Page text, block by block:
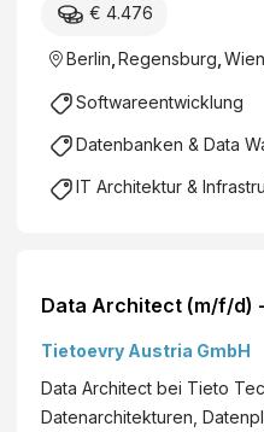
€ 4.476
Berlin Regensburg Wien
Softwareentwicklung
Datenbanken & Data
IT Architektur &
Data Architect (m/f/d)
Tietoevry Austria GmbH
Data Architect bei Tieto
Datenarchitekturen,